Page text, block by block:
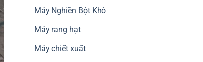
Máy Nghiền Bột Khô
Máy rang hạt
Máy chiết xuất